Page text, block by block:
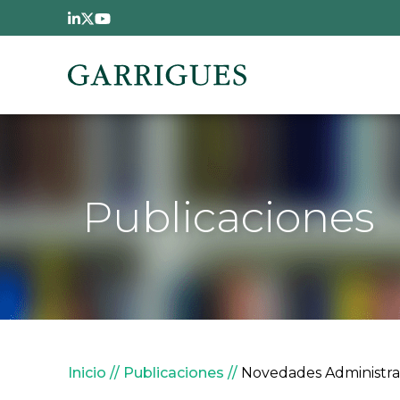
Pasar al contenido principal
Publicaciones
Sobrescribir enlaces de
Inicio Publicaciones Novedades